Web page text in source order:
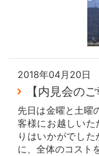
2018年04月20日
【内見会の
先日は金曜と土曜
客様にお越しいた
りはいかがでし
に、全体のコスト